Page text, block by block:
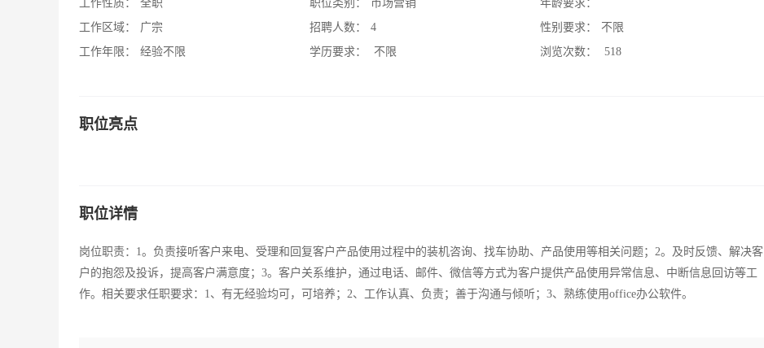
工作性质：
全职
工作区域：
广宗
工作年限：
经验不限
职位类别：
市场营销
招聘人数：
4
学历要求：
不限
年龄要求：
性别要求：
不限
浏览次数：
518
职位亮点
职位详情
岗位职责：1。负责接听客户来电、受理和回复客户产品使用过程中的装机咨询、找车协助、产品使用等相关问题；2。及时反馈、解决客
户的抱怨及投诉，提高客户满意度；3。客户关系维护，通过电话、邮件、微信等方式为客户提供产品使用异常信息、中断信息回访等工
作。相关要求任职要求：1、有无经验均可，可培养；2、工作认真、负责；善于沟通与倾听；3、熟练使用office办公软件。